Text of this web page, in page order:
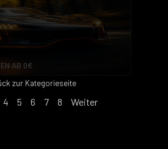
AB 0€
zur Kategorieseite
4 5 6 7 8 Weiter